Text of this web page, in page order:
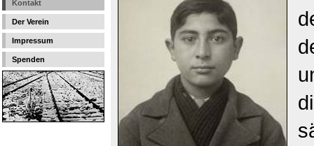
Kontakt
Der Verein
Impressum
Spenden